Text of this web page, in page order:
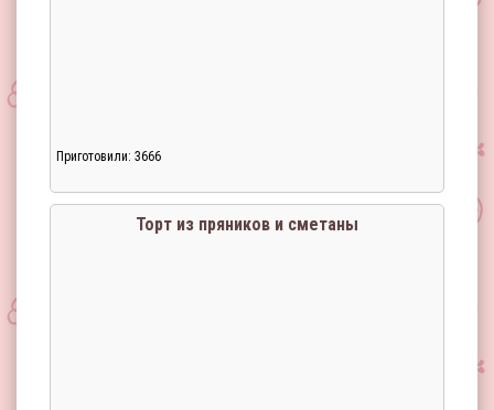
Приготовили: 3666
Торт из пряников и сметаны